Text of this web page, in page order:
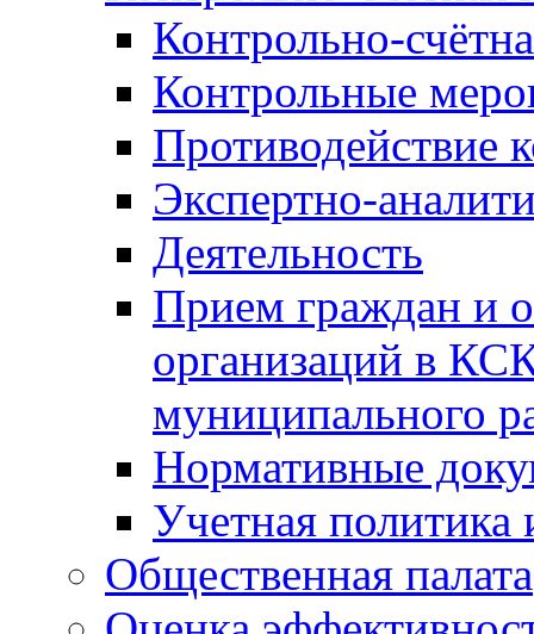
Контрольно-
Контрольные
Противодействие
Экспертно-
Деятельность
Прием граждан и
организаций в
муниципального
Нормативные
Учетная политика
Общественная палата